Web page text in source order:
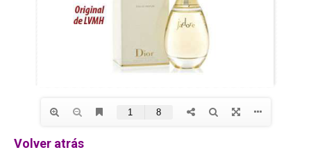
Volver atrás